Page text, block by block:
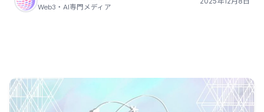
Web3・AI専門メディア